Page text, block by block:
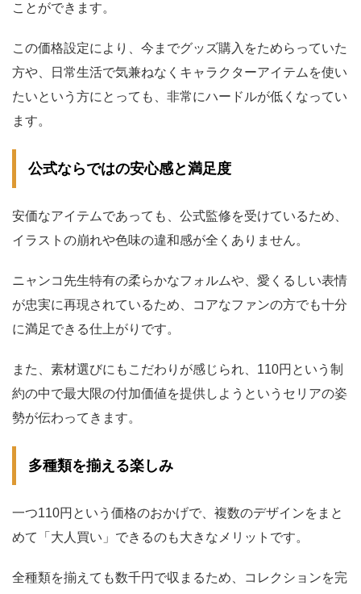
ことができます。
この価格設定により、今までグッズ購入をためらっていた
方や、日常生活で気兼ねなくキャラクターアイテムを使い
たいという方にとっても、非常にハードルが低くなってい
ます。
公式ならではの安心感と満足度
安価なアイテムであっても、公式監修を受けているため、
イラストの崩れや色味の違和感が全くありません。
ニャンコ先生特有の柔らかなフォルムや、愛くるしい表情
が忠実に再現されているため、コアなファンの方でも十分
に満足できる仕上がりです。
また、素材選びにもこだわりが感じられ、110円という制
約の中で最大限の付加価値を提供しようというセリアの姿
勢が伝わってきます。
多種類を揃える楽しみ
一つ110円という価格のおかげで、複数のデザインをまと
めて「大人買い」できるのも大きなメリットです。
全種類を揃えても数千円で収まるため、コレクションを完